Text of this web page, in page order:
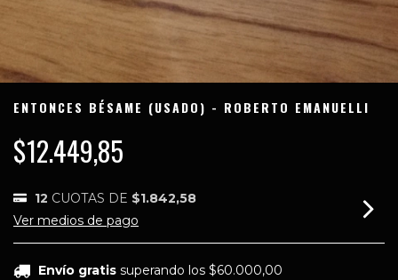
ENTONCES BÉSAME (USADO) - ROBERTO EMANUELLI
$12.449,85
12 CUOTAS DE $1.842,58
Ver medios de pago
Envío gratis superando los $60.000,00